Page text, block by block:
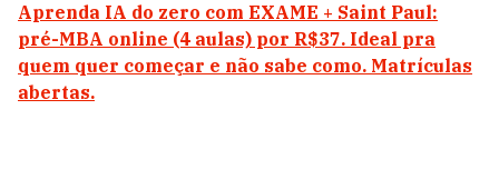
Aprenda IA do zero com EXAME + Saint Paul:
pré-MBA online (4 aulas) por R$37. Ideal pra
quem quer começar e não sabe como. Matrículas
abertas.